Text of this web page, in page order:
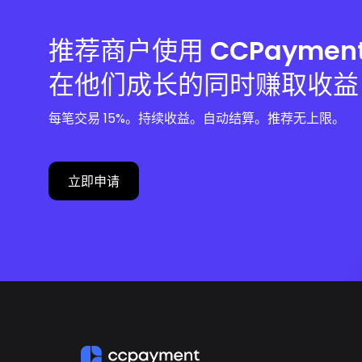
推荐商户使用
在他们成长的同时赚取收益
每笔交易 15%。持续收益。自动结算。推荐无上限。
立即申请